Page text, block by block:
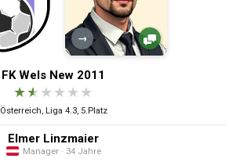
→
FK Wels New 2011
★★ ★ ★ ★ ★
Österreich, Liga 4.3, 5.Platz
Elmer Linzmaier
Manager · 34 Jahre